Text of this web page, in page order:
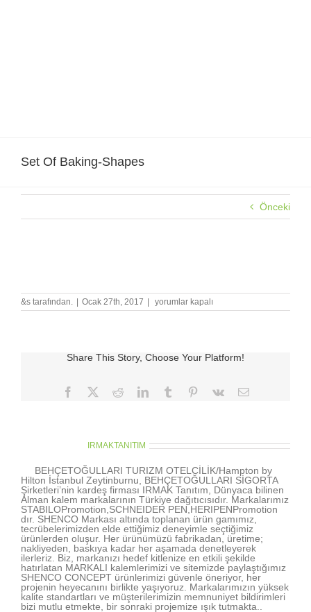
Set Of Baking-Shapes
Önceki
&s tarafından. Ocak 27th, 2017
Set
Of
yorumlar kapalı
Share This Story, Choose Your Platform!
Facebook RedditLinkedInTumblr Pinterest
Vk
E-
IRMAKTANITIM
BEHÇETOĞULLARI TURIZM OTELCİLİK/Hampton by
Hilton İstanbul Zeytinburnu, BEHÇETOĞULLARI SİGORTA
Şirketleri’nin kardeş firması IRMAK Tanıtım, Dünyaca bilinen
Alman kalem markalarının Türkiye dağıtıcısıdır. Markalarımız
STABILOPromotion,SCHNEIDER PEN,HERIPENPromotion
dır. SHENCO Markası altında toplanan ürün gamımız,
tecrübelerimizden elde ettiğimiz deneyimle seçtiğimiz
ürünlerden oluşur. Her ürünümüzü fabrikadan, üretime;
nakliyeden, baskıya kadar her aşamada denetleyerek
ilerleriz. Biz, markanızı hedef kitlenize en etkili şekilde
hatırlatan MARKALI kalemlerimizi ve sitemizde paylaştığımız
SHENCO CONCEPT ürünlerimizi güvenle öneriyor, her
projenin heyecanını birlikte yaşıyoruz. Markalarımızın yüksek
kalite standartları ve müşterilerimizin memnuniyet bildirimleri
bizi mutlu etmekte, bir sonraki projemize ışık tutmakta..